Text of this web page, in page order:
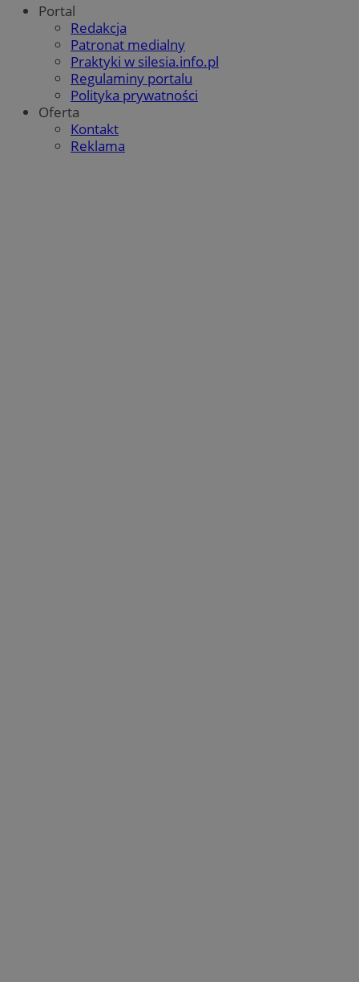
Portal
Redakcja
Patronat medialny
Praktyki w silesia.info.pl
Regulaminy portalu
Polityka prywatności
Oferta
Kontakt
Reklama